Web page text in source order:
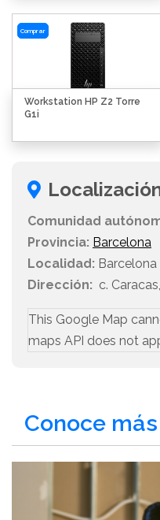
Comprar
Workstation HP Z2 Torre
G1i
Comunidad
Provincia: Barcelona
Localidad: Barcelona
Dirección: c.
This Google Map
maps API does not
Conoce